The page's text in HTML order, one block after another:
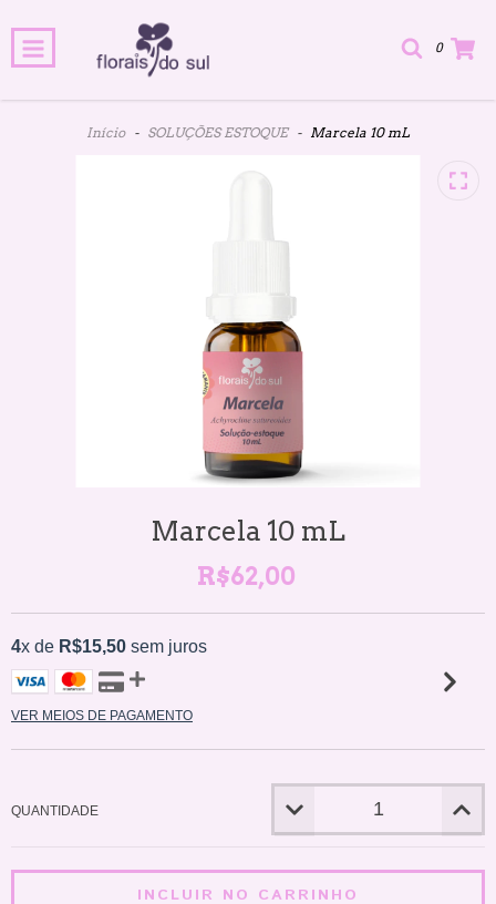
0
Início - SOLUÇÕES ESTOQUE - Marcela 10 mL
Marcela 10 mL
R$62,00
4x de R$15,50 sem juros
VER MEIOS DE PAGAMENTO
QUANTIDADE